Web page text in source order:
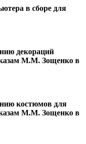
в сборе для
декораций
М.М. Зощенко в
костюмов для
М.М. Зощенко в